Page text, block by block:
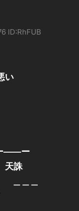
ID:RhFUB
い
ー
＿